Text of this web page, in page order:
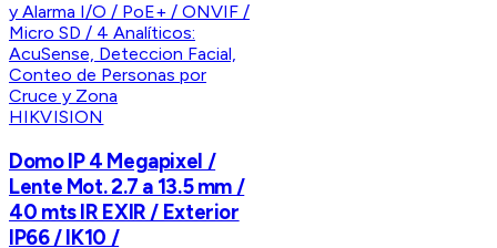
HIKVISION
Domo IP 4 Megapixel /
Lente Mot. 2.7 a 13.5 mm /
40 mts IR EXIR / Exterior
IP66 / IK10 /